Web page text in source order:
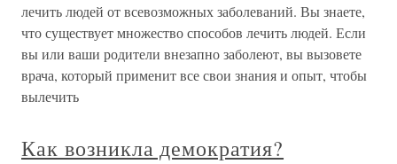
лечить людей от всевозможных заболеваний. Вы знаете,
что существует множество способов лечить людей. Если
вы или ваши родители внезапно заболеют, вы вызовете
врача, который применит все свои знания и опыт, чтобы
вылечить
Как возникла демократия?